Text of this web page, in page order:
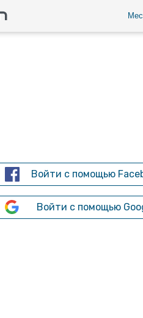
Войти с помощью
Войти с помощью